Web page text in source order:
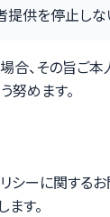
提供を停止しな
合、その旨ご
努めます。
シーに関する
す。